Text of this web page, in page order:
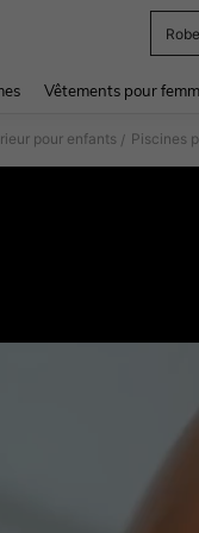
Robe
Vêtements pour
pour enfants / Piscines